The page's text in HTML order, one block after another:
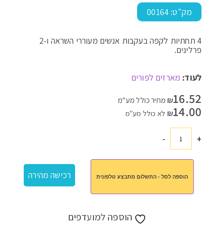
מק"ט: 00164
4 תחתיות לקפה בעקבות אנשים מעוררי השראה ו-2
פרלינים.
לעוד: מארזים לפורים
₪16.52
מחיר כולל מע"מ
₪14.00 לא כולל מע"מ
+כמות
ופרלינים
-
הוספה לסל - התשלום מתבצע טלפונית רכישה מהירה
הוספה למועדפים